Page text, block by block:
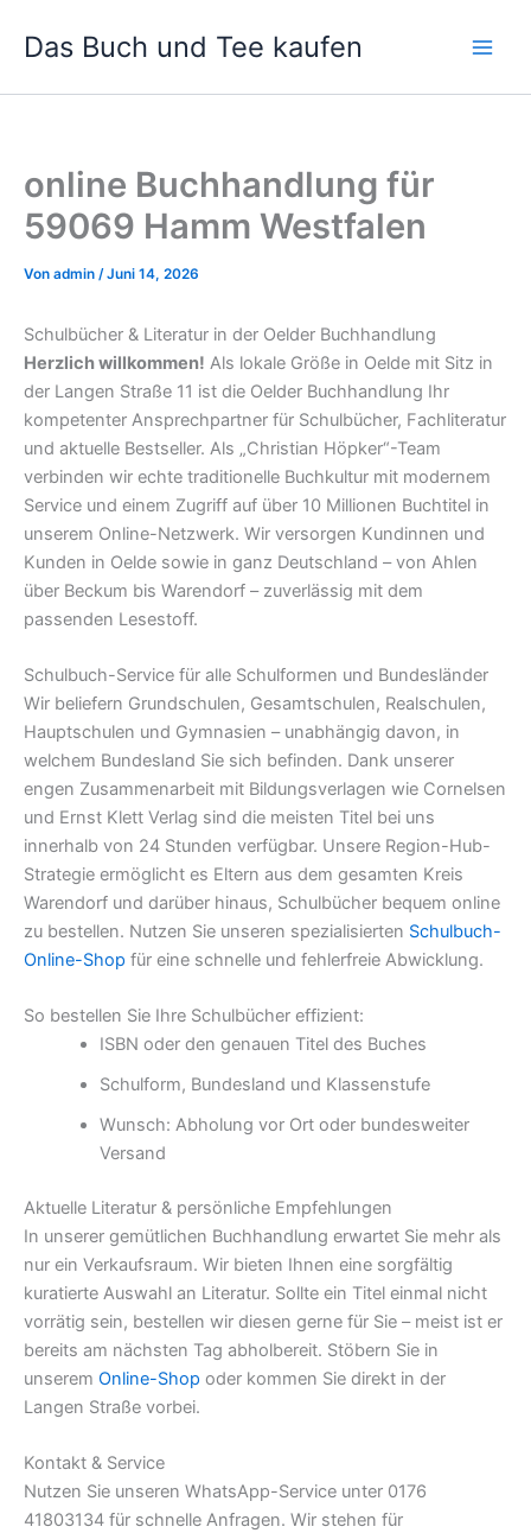
InhaltDas Buch und Tee kaufen
online Buchhandlung für
59069 Hamm Westfalen
Von admin /Juni 14, 2026
Schulbücher & Literatur in der Oelder Buchhandlung
Herzlich willkommen! Als lokale Größe in Oelde mit Sitz in
der Langen Straße 11 ist die Oelder Buchhandlung Ihr
kompetenter Ansprechpartner für Schulbücher, Fachliteratur
und aktuelle Bestseller. Als „Christian Höpker“-Team
verbinden wir echte traditionelle Buchkultur mit modernem
Service und einem Zugriff auf über 10 Millionen Buchtitel in
unserem Online-Netzwerk. Wir versorgen Kundinnen und
Kunden in Oelde sowie in ganz Deutschland – von Ahlen
über Beckum bis Warendorf – zuverlässig mit dem
passenden Lesestoff.
Schulbuch-Service für alle Schulformen und Bundesländer
Wir beliefern Grundschulen, Gesamtschulen, Realschulen,
Hauptschulen und Gymnasien – unabhängig davon, in
welchem Bundesland Sie sich befinden. Dank unserer
engen Zusammenarbeit mit Bildungsverlagen wie Cornelsen
und Ernst Klett Verlag sind die meisten Titel bei uns
innerhalb von 24 Stunden verfügbar. Unsere Region-Hub-
Strategie ermöglicht es Eltern aus dem gesamten Kreis
Warendorf und darüber hinaus, Schulbücher bequem online
zu bestellen. Nutzen Sie unseren spezialisierten Schulbuch-
Online-Shop für eine schnelle und fehlerfreie Abwicklung.
So bestellen Sie Ihre Schulbücher effizient:
ISBN oder den genauen Titel des Buches
Schulform, Bundesland und Klassenstufe
Wunsch: Abholung vor Ort oder bundesweiter
Versand
Aktuelle Literatur & persönliche Empfehlungen
In unserer gemütlichen Buchhandlung erwartet Sie mehr als
nur ein Verkaufsraum. Wir bieten Ihnen eine sorgfältig
kuratierte Auswahl an Literatur. Sollte ein Titel einmal nicht
vorrätig sein, bestellen wir diesen gerne für Sie – meist ist er
bereits am nächsten Tag abholbereit. Stöbern Sie in
unserem Online-Shop oder kommen Sie direkt in der
Langen Straße vorbei.
Kontakt & Service
Nutzen Sie unseren WhatsApp-Service unter 0176
41803134 für schnelle Anfragen. Wir stehen für